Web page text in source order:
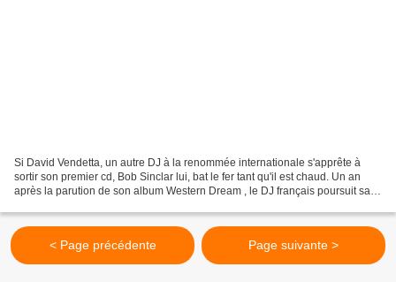
Si David Vendetta, un autre DJ à la renommée internationale s'apprête à
sortir son premier cd, Bob Sinclar lui, bat le fer tant qu'il est chaud. Un an
après la parution de son album Western Dream , le DJ français poursuit sa
< Page précédente Page suivante >